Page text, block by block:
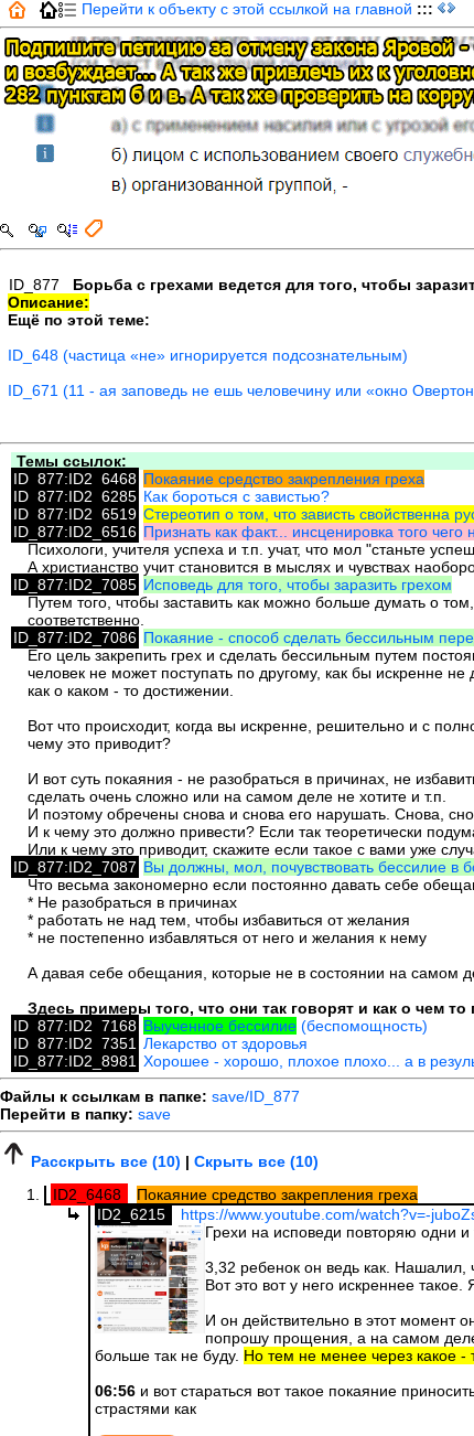
Перейти к объекту с этой ссылкой на главной :::
ID_877 Борьба с грехами ведется для того, чтобы
Описание:
Ещё по этой теме:
ID_648 (частица «не» игнорируется подсознательным)
ID_671 (11 - ая заповедь не ешь человечину или «окно
Темы ссылок:
ID_877:ID2_6468 Покаяние средство закрепления греха
ID_877:ID2_6285 Как бороться с завистью?
ID_877:ID2_6519 Стереотип о том, что зависть свойственна
ID_877:ID2_6516 Признать как факт... инсценировка того чего
Психологи, учителя успеха и т.п. учат, что мол "станьте
А христианство учит становится в мыслях и чувствах
ID_877:ID2_7085 Исповедь для того, чтобы заразить грехом
Путем того, чтобы заставить как можно больше думать о
соответственно.
ID_877:ID2_7086 Покаяние - способ сделать бессильным
Его цель закрепить грех и сделать бессильным путем
человек не может поступать по другому, как бы искренне
как о каком - то достижении.
Вот что происходит, когда вы искренне, решительно и с
чему это приводит?
И вот суть покаяния - не разобраться в причинах, не
сделать очень сложно или на самом деле не хотите и т.п.
И поэтому обречены снова и снова его нарушать. Снова,
И к чему это должно привести? Если так теоретически
Или к чему это приводит, скажите если такое с вами уже
ID_877:ID2_7087 Вы должны, мол, почувствовать бессилие в
Что весьма закономерно если постоянно давать себе
* Не разобраться в причинах
* работать не над тем, чтобы избавиться от желания
* не постепенно избавляться от него и желания к нему
А давая себе обещания, которые не в состоянии на самом
Здесь примеры того, что они так говорят и как о чем
ID_877:ID2_7168 Выученное бессилие (беспомощность)
ID_877:ID2_7351 Лекарство от здоровья
ID_877:ID2_8981 Хорошее - хорошо, плохое плохо... а в
Файлы к ссылкам в папке: save/ID_877
Перейти в папку: save
Расскрыть все (10) | Скрыть все (10)
ID2_6468
Покаяние средство закрепления греха
ID2_6215
https://www.youtube.com/watch?v=-
Грехи на исповеди повторяю одни и
3,32 ребенок он ведь как. Нашалил,
Вот это вот у него искреннее
И он действительно в этот момент
попрошу прощения, а на самом
больше так не буду. Но тем не менее через какое -
06:56 и вот стараться вот такое покаяние
страстями как